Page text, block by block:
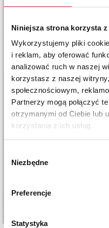
Niniejsza strona korzysta
Wykorzystujemy pliki
i reklam, aby oferować
analizować ruch w naszej
korzystasz z naszej
społecznościowym,
Partnerzy mogą połączyć
otrzymanymi od Ciebie lub
korzystania z ich usług.
zgody
Niezbędne
Preferencje
Statystyka